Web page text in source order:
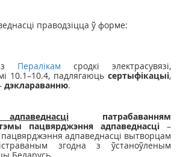
праводзіцца ў форме:
з Пералікам сродкі электрасувязі,
10.1–10.4, падлягаюць сертыфікацыі,
дэклараванню.
патрабаванням
пацвярджэння адпаведнасці –
адпаведнасці вытворцам
згодна з ўстаноўленым